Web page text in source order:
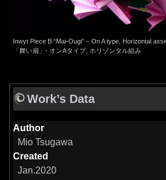
Inwyt Piece B “Mai-Ougi” – On A type, Horizontal
「舞い扇」- オンAタイプ, ホリゾンタル組み
Work’s Data
Author
Mio Tsugawa
Created
Jan.2020